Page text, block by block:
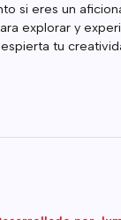
si eres un
explorar y
tu